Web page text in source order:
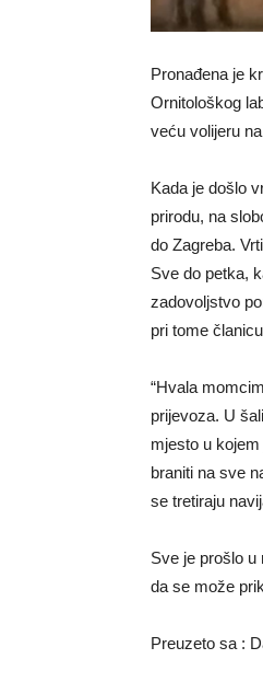
Pronađena je
Ornitološkog
veću volijeru
Kada je došlo
prirodu, na
do Zagreba.
Sve do petka,
zadovoljstvo
pri tome
“Hvala
prijevoza. U
mjesto u
braniti na sve
se tretiraju
Sve je prošlo u
da se može
Preuzeto sa :